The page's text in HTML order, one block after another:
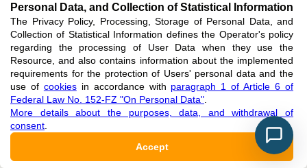
вызван присутствием в образцах неполярных кубических
твердых растворов, а максимум на зависимости ТТСД(Т) –
присутствием в образцах дополнительных полярных твердых
растворов тетрагональной симметрии. Можно заметить, что
сегнетоэлектрический фазовый переход проявляется на
зависимости ɛ(
=0,60 и 0,80 в виде излома при
~445 К, положение которого на ~8 К выше
. Такая разница
Personal Data, and Collection of Statistical Information
The Privacy Policy, Processing, Storage of Personal Data, and
Collection of Statistical Information defines the Operator's policy
regarding the processing of User Data when they use the
Resource, and also contains information about the implemented
requirements for the protection of Users' personal data and the
use of cookiesin accordance with paragraph 1 of Article 6 of
Federal Law No. 152-FZ "On Personal Data"
More details about the purposes, data, and withdrawal of
consent
Accept